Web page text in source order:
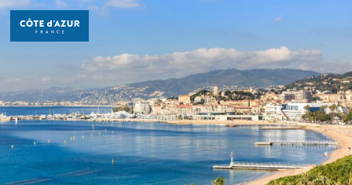
Aller
contenu
DÉCOUVRIR
À FAIRE